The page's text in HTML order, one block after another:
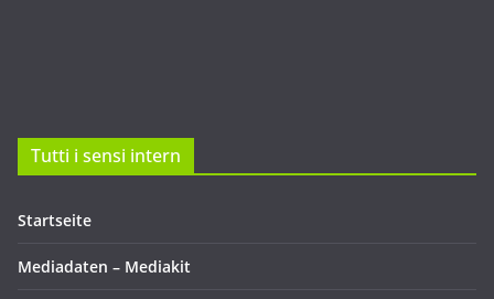
Tutti i sensi intern
Startseite
Mediadaten – Mediakit